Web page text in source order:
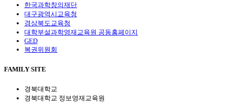
한국과학창의재단
대구광역시교육청
경상북도교육청
대학부설과학영재교육원 공동홈페이지
GED
복권위원회
FAMILY SITE
경북대학교
경북대학교 정보영재교육원